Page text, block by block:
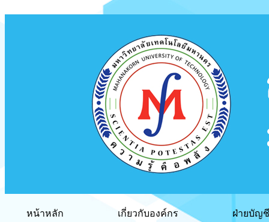
หน้าหลัก เกี่ยวกับองค์กร ฝ่ายบัญชี